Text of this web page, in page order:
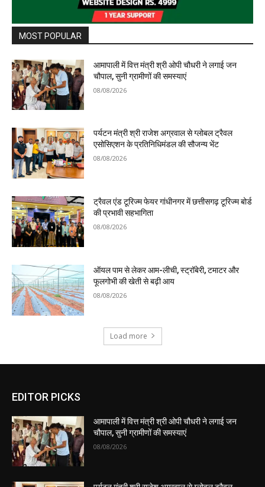
MOST POPULAR
आमापाली में वित्त मंत्री श्री ओपी चौधरी ने लगाई जन
चौपाल, सुनी ग्रामीणों की समस्याएं
08/08/2026
पर्यटन मंत्री श्री राजेश अग्रवाल से ग्लोबल ट्रैवल
एसोसिएशन के प्रतिनिधिमंडल की सौजन्य भेंट
08/08/2026
ट्रैवल एंड टूरिज्म फेयर गांधीनगर में छत्तीसगढ़ टूरिज्म बोर्ड
की प्रभावी सहभागिता
08/08/2026
ऑयल पाम से लेकर आम-लीची, स्ट्रॉबेरी, टमाटर और
फूलगोभी की खेती से बढ़ी आय
08/08/2026
Load more
EDITOR PICKS
आमापाली में वित्त मंत्री श्री ओपी चौधरी ने लगाई जन
चौपाल, सुनी ग्रामीणों की समस्याएं
08/08/2026